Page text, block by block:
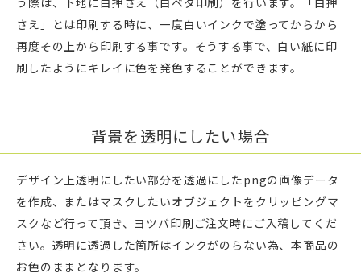
さえ」とは印刷する時に、一度白いインクで塗ってからから
再度その上から印刷する事です。そうする事で、白い紙に印
刷したようにキレイに色を発色することができます。
背景を透明にしたい場合
デザイン上透明にしたい部分を透過にしたpngの画像データ
を作成、またはマスクしたいオブジェクトをクリッピングマ
スクなど行って頂き、ヨツバ印刷ご注文時にご入稿してくだ
さい。透明に透過した箇所はインクがのらない為、本商品の
お色のままとなります。